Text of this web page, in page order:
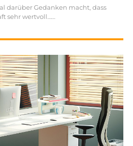
darüber Gedanken macht, dass
sehr wertvoll…